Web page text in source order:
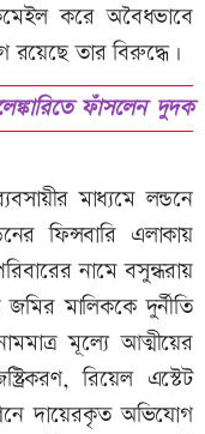
করে অবৈধভাবে
রয়েছে তার বিরুদ্ধে।
ফাঁসলেন দুদক
মাধ্যমে লন্ডনে
ফিন্সবারি এলাকায়
নামে বসুন্ধরায়
মালিককে দুর্নীতি
মূল্যে আত্মীয়ের
রিয়েল এস্টেট
দায়েরকৃত অভিযোগ